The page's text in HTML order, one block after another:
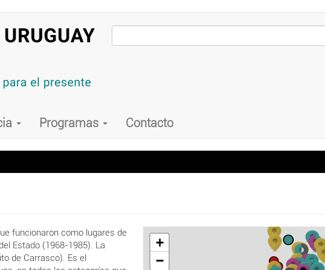
Programas Contacto
funcionaron como lugares de
Estado (1968-1985). La
de Carrasco). Es el
+
−